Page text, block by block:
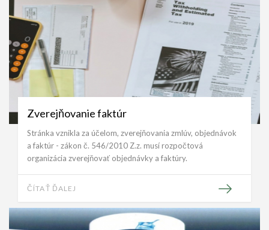
Zverejňovanie faktúr
Stránka vznikla za účelom, zverejňovania zmlúv, objednávok
a faktúr - zákon č. 546/2010 Z.z. musí rozpočtová
organizácia zverejňovať objednávky a faktúry.
ČÍTAŤ ĎALEJ